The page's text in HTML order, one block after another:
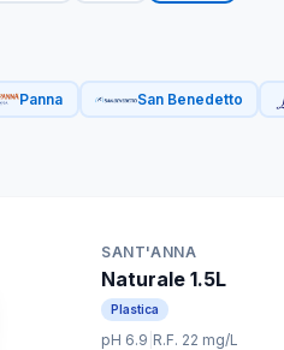
Panna San Benedetto
SANT'ANNA
Naturale 1.5L
Plastica
pH 6.9 R.F. 22 mg/L